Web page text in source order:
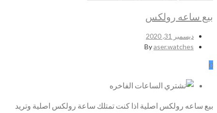
بيع ساعه رولكس
ديسمبر 31, 2020
Byaser.watches
0
بيع ساعه رولكس اصلية اذا كنت تمتلك ساعة رولكس اصلية وتريد